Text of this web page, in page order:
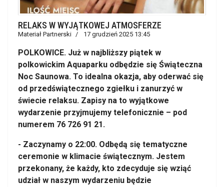
RELAKS W WYJĄTKOWEJ ATMOSFERZE
Materiał Partnerski 17 grudzień 2025 13:45
POLKOWICE. Już w najbliższy piątek w
polkowickim Aquaparku odbędzie się Świąteczna
Noc Saunowa. To idealna okazja, aby oderwać się
od przedświątecznego zgiełku i zanurzyć w
świecie relaksu. Zapisy na to wyjątkowe
wydarzenie przyjmujemy telefonicznie – pod
numerem 76 726 91 21.
- Zaczynamy o 22:00. Odbędą się tematyczne
ceremonie w klimacie świątecznym. Jestem
przekonany, że każdy, kto zdecyduje się wziąć
udział w naszym wydarzeniu będzie